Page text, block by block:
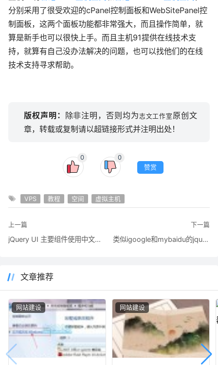
分别采用了很受欢迎的cPanel控制面板和WebSitePanel控
制面板，这两个面板功能都非常强大，而且操作简单，就
算是新手也可以很快上手。而且主机91提供在线技术支
持，就算有自己没办法解决的问题，也可以找他们的在线
技术支持寻求帮助。
版权声明： 除非注明，否则均为志文工作室 原创文
章，转载或复制请以超链接形式并注明出处！
0
0
赞赏
VPS 教程 空间 虚拟主机
上一篇
jQuery UI 主要组件使用中文文档参考
下一篇
类似igoogle和mybaidu的jquery的sortable排序组件实现排序并保存状态的办法
文章推荐
网站建设 网站建设